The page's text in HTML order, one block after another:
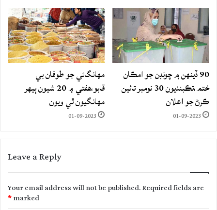
90 ڏينهن ۾ چونڊن جو امڪان
ختم،تڪبنديون 30 نومبر تائين
ڪرڻ جو اعلان
01-09-2023
مهانگائي جو طوفان بي
قابو،هفتي ۾ 20 شيون ٻيهر
مهانگيون ٿي ويون
01-09-2023
Leave a Reply
Your email address will not be published.Required fields are
marked
*